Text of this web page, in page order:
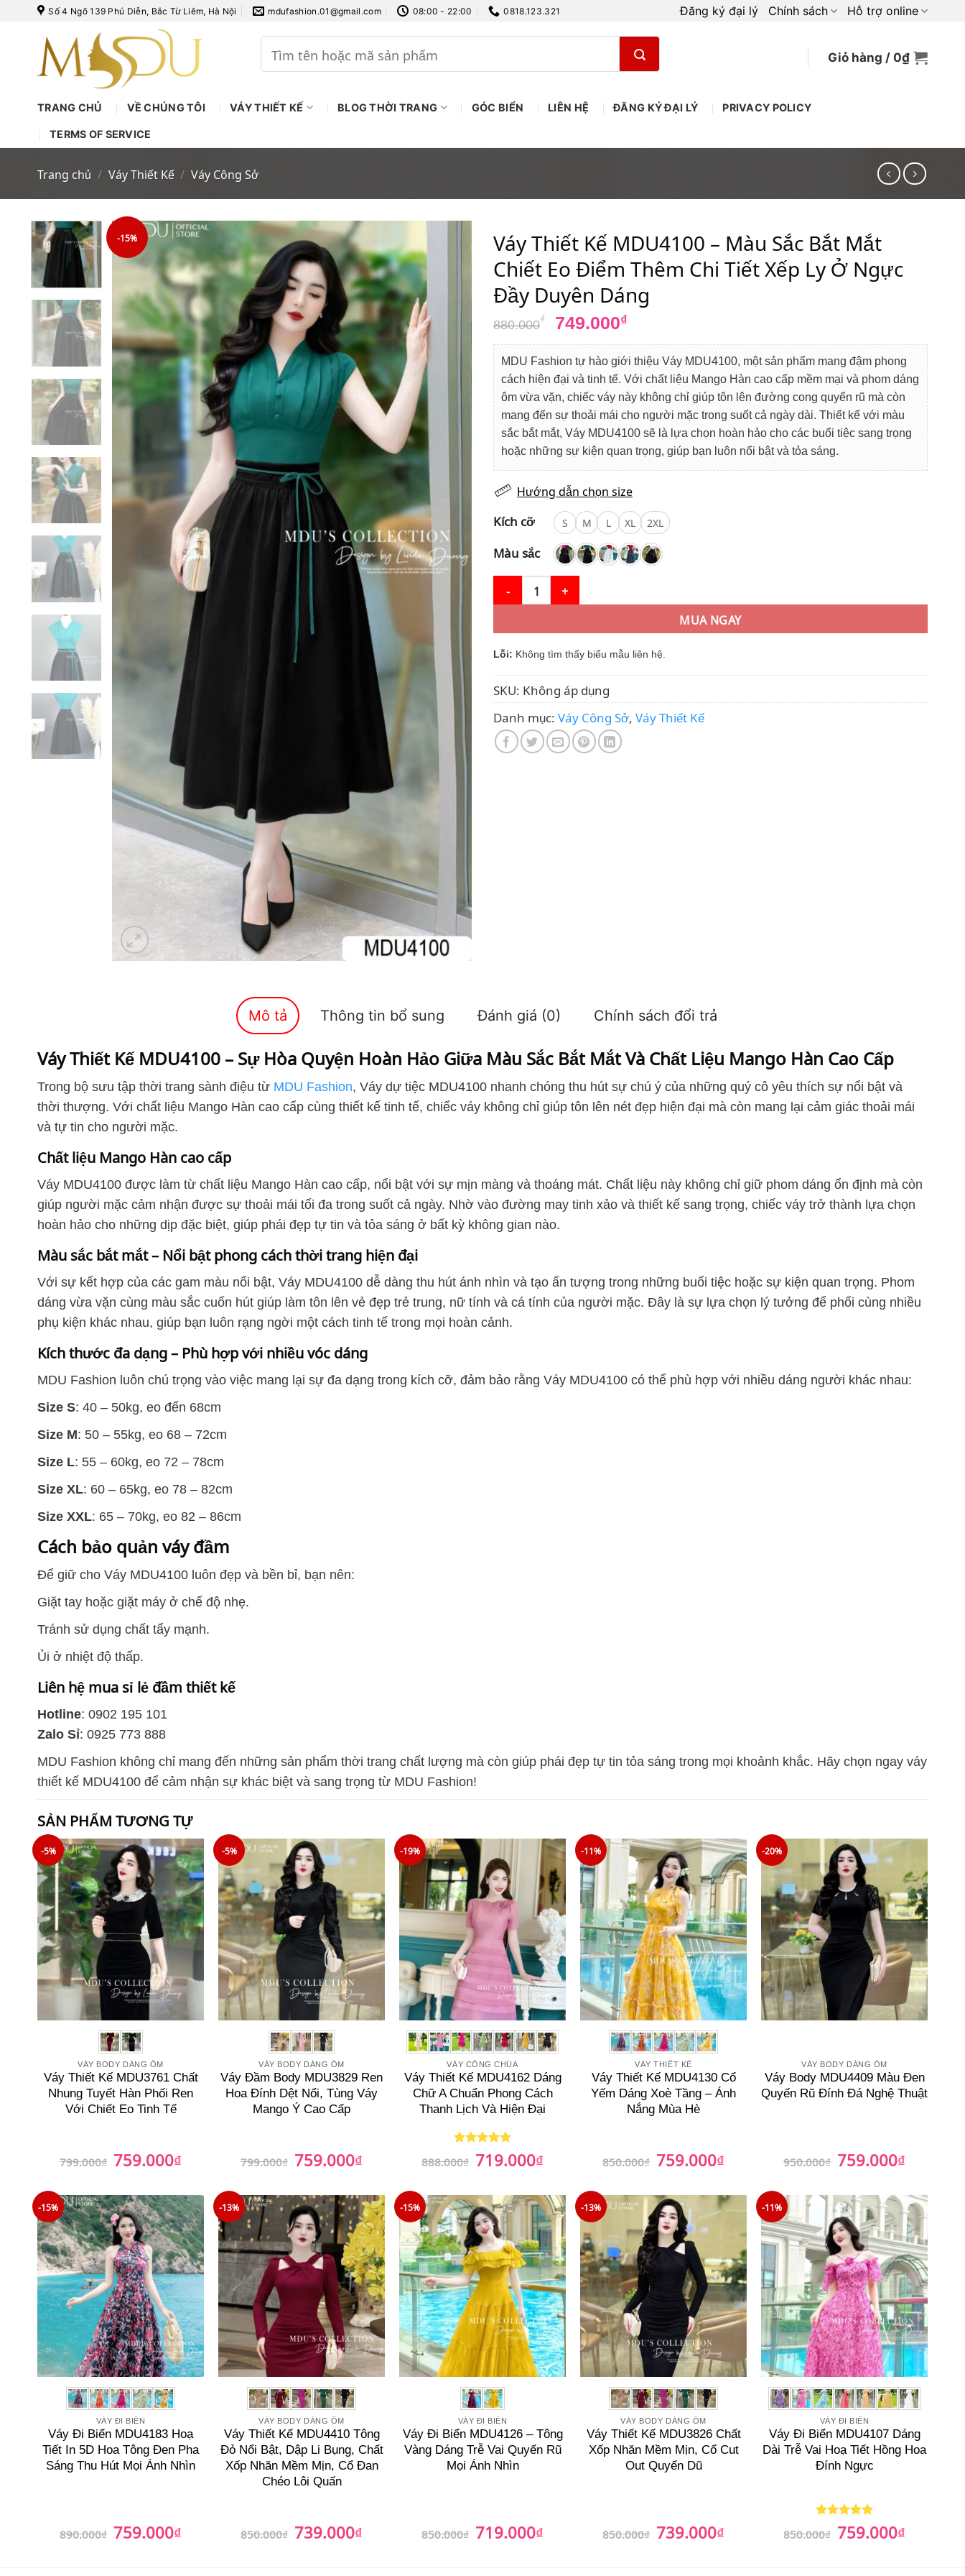
Số 4 Ngõ 139 Phú Diễn, Bắc Từ Liêm, Hà Nội mdufashion.01@gmail.com 08:00 - 22:00 0818.123.321 Đăng ký đại lý Chính sách Hỗ trợ online
Tìm
kiếm:
Giỏ hàng / 0₫
TRANG CHỦ VỀ CHÚNG TÔI VÁY THIẾT KẾ BLOG THỜI TRANG GÓC BIỂN LIÊN HỆ ĐĂNG KÝ ĐẠI LÝ PRIVACY POLICY
TERMS OF SERVICE
Trang chủ / Váy Thiết Kế / Váy Công Sở
-15% Váy Thiết Kế MDU4100 – Màu Sắc Bắt Mắt
Chiết Eo Điểm Thêm Chi Tiết Xếp Ly Ở Ngực
Đầy Duyên Dáng
880.000₫
Giá
là:
880.000₫.
749.000₫Giá
tại
là:
749.000₫.
MDU Fashion tự hào giới thiệu Váy MDU4100, một sản phẩm mang đậm phong
cách hiện đại và tinh tế. Với chất liệu Mango Hàn cao cấp mềm mại và phom dáng
ôm vừa vặn, chiếc váy này không chỉ giúp tôn lên đường cong quyến rũ mà còn
mang đến sự thoải mái cho người mặc trong suốt cả ngày dài. Thiết kế với màu
sắc bắt mắt, Váy MDU4100 sẽ là lựa chọn hoàn hảo cho các buổi tiệc sang trọng
hoặc những sự kiện quan trọng, giúp bạn luôn nổi bật và tỏa sáng.
Hướng dẫn chọn size
Kích cỡ S M L XL 2XL
Màu sắc
Váy Thiết Kế MDU4100 – Màu Sắc Bắt Mắt Chiết Eo Điểm Thêm Chi Tiết Xếp Ly Ở Ngực Đầy
MUA NGAY
Lỗi: Không tìm thấy biểu mẫu liên hệ.
SKU:Không áp dụng
Danh mục:Váy Công Sở,Váy Thiết Kế
Mô tả Thông tin bổ sung Đánh giá (0) Chính sách đổi trả
Váy Thiết Kế MDU4100 – Sự Hòa Quyện Hoàn Hảo Giữa Màu Sắc Bắt Mắt Và Chất Liệu Mango Hàn Cao Cấp
Trong bộ sưu tập thời trang sành điệu từ MDU Fashion, Váy dự tiệc MDU4100 nhanh chóng thu hút sự chú ý của những quý cô yêu thích sự nổi bật và
thời thượng. Với chất liệu Mango Hàn cao cấp cùng thiết kế tinh tế, chiếc váy không chỉ giúp tôn lên nét đẹp hiện đại mà còn mang lại cảm giác thoải mái
và tự tin cho người mặc.
Chất liệu Mango Hàn cao cấp
Váy MDU4100 được làm từ chất liệu Mango Hàn cao cấp, nổi bật với sự mịn màng và thoáng mát. Chất liệu này không chỉ giữ phom dáng ổn định mà còn
giúp người mặc cảm nhận được sự thoải mái tối đa trong suốt cả ngày. Nhờ vào đường may tinh xảo và thiết kế sang trọng, chiếc váy trở thành lựa chọn
hoàn hảo cho những dịp đặc biệt, giúp phái đẹp tự tin và tỏa sáng ở bất kỳ không gian nào.
Màu sắc bắt mắt – Nổi bật phong cách thời trang hiện đại
Với sự kết hợp của các gam màu nổi bật, Váy MDU4100 dễ dàng thu hút ánh nhìn và tạo ấn tượng trong những buổi tiệc hoặc sự kiện quan trọng. Phom
dáng vừa vặn cùng màu sắc cuốn hút giúp làm tôn lên vẻ đẹp trẻ trung, nữ tính và cá tính của người mặc. Đây là sự lựa chọn lý tưởng để phối cùng nhiều
phụ kiện khác nhau, giúp bạn luôn rạng ngời một cách tinh tế trong mọi hoàn cảnh.
Kích thước đa dạng – Phù hợp với nhiều vóc dáng
MDU Fashion luôn chú trọng vào việc mang lại sự đa dạng trong kích cỡ, đảm bảo rằng Váy MDU4100 có thể phù hợp với nhiều dáng người khác nhau:
Size S: 40 – 50kg, eo đến 68cm
Size M: 50 – 55kg, eo 68 – 72cm
Size L: 55 – 60kg, eo 72 – 78cm
Size XL: 60 – 65kg, eo 78 – 82cm
Size XXL: 65 – 70kg, eo 82 – 86cm
Cách bảo quản váy đầm
Để giữ cho Váy MDU4100 luôn đẹp và bền bỉ, bạn nên:
Giặt tay hoặc giặt máy ở chế độ nhẹ.
Tránh sử dụng chất tẩy mạnh.
Ủi ở nhiệt độ thấp.
Liên hệ mua sỉ lẻ đầm thiết kế
Hotline: 0902 195 101
Zalo Sỉ: 0925 773 888
MDU Fashion không chỉ mang đến những sản phẩm thời trang chất lượng mà còn giúp phái đẹp tự tin tỏa sáng trong mọi khoảnh khắc. Hãy chọn ngay váy
thiết kế MDU4100 để cảm nhận sự khác biệt và sang trọng từ MDU Fashion!
SẢN PHẨM TƯƠNG TỰ
-5%
VÁY BODY DÁNG ÔM
Váy Thiết Kế MDU3761 Chất
Nhung Tuyết Hàn Phối Ren
Với Chiết Eo Tinh Tế
799.000₫ Giá
gốc
759.000₫Giá
hiện
759.000₫.
-5%
VÁY BODY DÁNG ÔM
Váy Đầm Body MDU3829 Ren
Hoa Đính Dệt Nổi, Tùng Váy
Mango Ý Cao Cấp
799.000₫ Giá
gốc
759.000₫Giá
hiện
759.000₫.
-19%
VÁY CÔNG CHÚA
Váy Thiết Kế MDU4162 Dáng
Chữ A Chuẩn Phong Cách
Thanh Lịch Và Hiện Đại
Được xếp
hạng5
5
888.000₫ Giá
gốc
719.000₫Giá
hiện
719.000₫.
-11%
VÁY THIẾT KẾ
Váy Thiết Kế MDU4130 Cổ
Yếm Dáng Xoè Tầng – Ánh
Nắng Mùa Hè
850.000₫ Giá
gốc
759.000₫Giá
hiện
759.000₫.
-20%
VÁY BODY DÁNG ÔM
Váy Body MDU4409 Màu Đen
Quyến Rũ Đính Đá Nghệ Thuật
950.000₫ Giá
gốc
759.000₫Giá
hiện
759.000₫.
-15%
VÁY ĐI BIỂN
Váy Đi Biển MDU4183 Hoạ
Tiết In 5D Hoa Tông Đen Pha
Sáng Thu Hút Mọi Ánh Nhìn
890.000₫ Giá
gốc
759.000₫Giá
hiện
-13%
VÁY BODY DÁNG ÔM
Váy Thiết Kế MDU4410 Tông
Đỏ Nổi Bật, Dập Li Bụng, Chất
Xốp Nhăn Mềm Mịn, Cổ Đan
Chéo Lôi Quấn
850.000₫ Giá
gốc
739.000₫Giá
hiện
-15%
VÁY ĐI BIỂN
Váy Đi Biển MDU4126 – Tông
Vàng Dáng Trễ Vai Quyến Rũ
Mọi Ánh Nhìn
850.000₫ Giá
gốc
719.000₫Giá
hiện
-13%
VÁY BODY DÁNG ÔM
Váy Thiết Kế MDU3826 Chất
Xốp Nhăn Mềm Mịn, Cổ Cut
Out Quyến Dũ
850.000₫ Giá
gốc
739.000₫Giá
hiện
-11%
VÁY ĐI BIỂN
Váy Đi Biển MDU4107 Dáng
Dài Trễ Vai Hoạ Tiết Hồng Hoa
Đính Ngực
Được xếp
hạng55
850.000₫ Giá
gốc
759.000₫Giá
hiện